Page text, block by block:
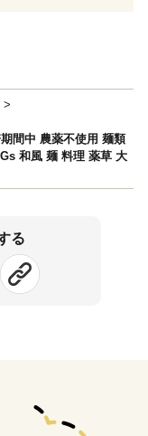
間中 農薬不使用 麺類
和風 麺 料理 薬草 大
る